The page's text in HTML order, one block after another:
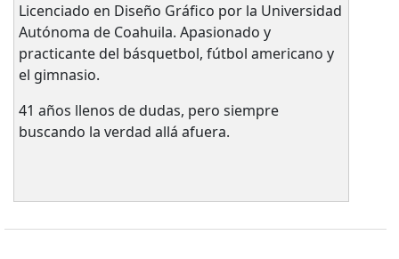
Licenciado en Diseño Gráfico por la Universidad
Autónoma de Coahuila. Apasionado y
practicante del básquetbol, fútbol americano y
el gimnasio.
41 años llenos de dudas, pero siempre
buscando la verdad allá afuera.